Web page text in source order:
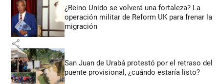
¿Reino Unido se volverá una fortaleza? La
operación militar de Reform UK para frenar la
migración
share
San Juan de Urabá protestó por el retraso del
puente provisional, ¿cuándo estaría listo?